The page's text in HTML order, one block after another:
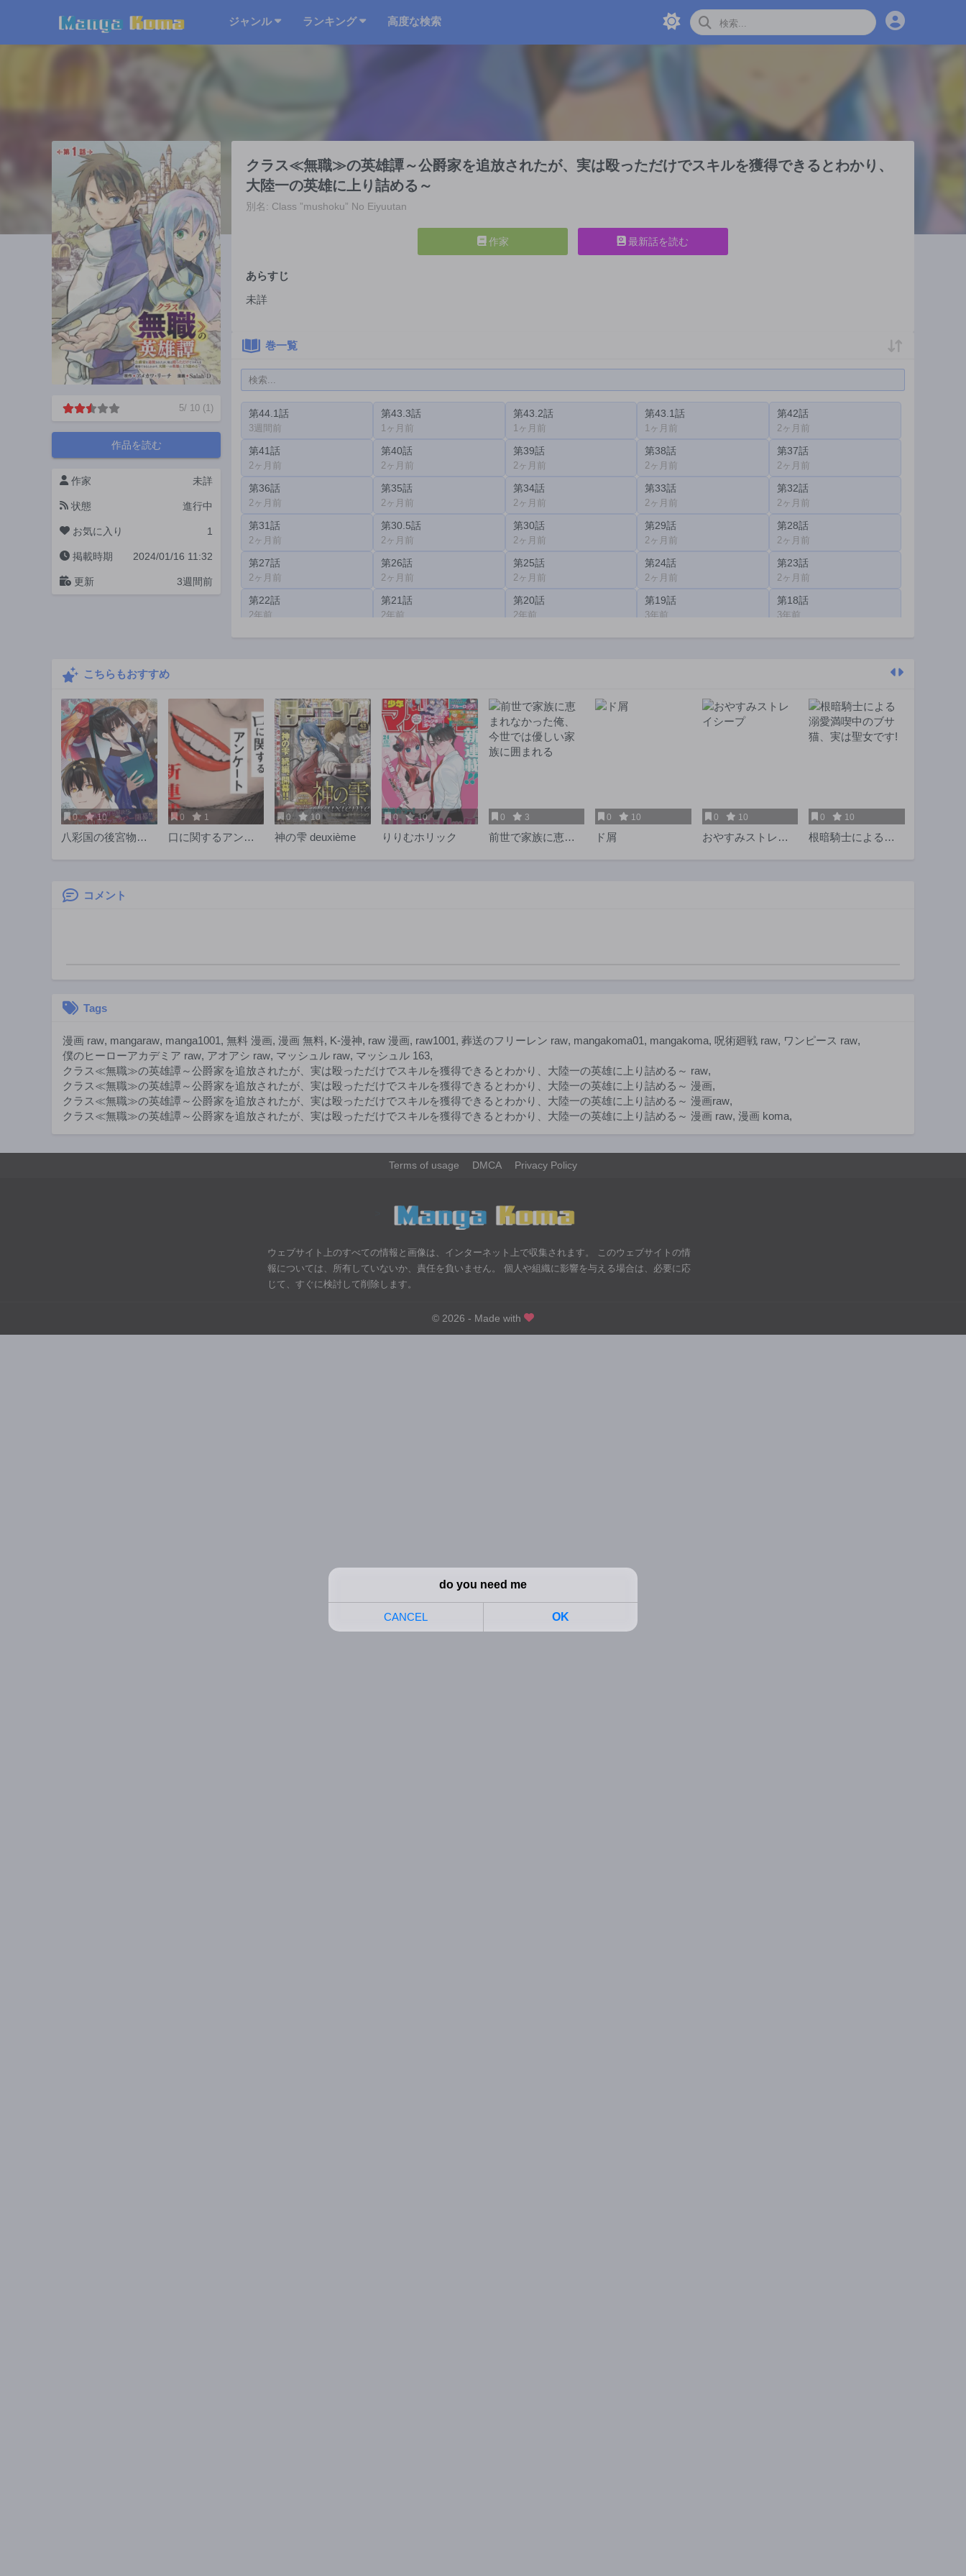
ジャンル ランキング 高度な検索
5/ 10 (1 )
作品を読む
作家 未詳
状態 進行中
お気に入り 1
掲載時期 2024/01/16 11:32
更新 3週間前
クラス≪無職≫の英雄譚～公爵家を追放されたが、実は殴っただけでスキルを獲得できるとわかり、
大陸一の英雄に上り詰める～
別名: Class ”mushoku” No Eiyuutan
作家 最新話を読む
あらすじ
未詳
巻一覧
第44.1話
3週間前
第43.3話
1ヶ月前
第43.2話
1ヶ月前
第43.1話
1ヶ月前
第42話
2ヶ月前
第41話
2ヶ月前
第40話
2ヶ月前
第39話
2ヶ月前
第38話
2ヶ月前
第37話
2ヶ月前
第36話
2ヶ月前
第35話
2ヶ月前
第34話
2ヶ月前
第33話
2ヶ月前
第32話
2ヶ月前
第31話
2ヶ月前
第30.5話
2ヶ月前
第30話
2ヶ月前
第29話
2ヶ月前
第28話
2ヶ月前
第27話
2ヶ月前
第26話
2ヶ月前
第25話
2ヶ月前
第24話
2ヶ月前
第23話
2ヶ月前
第22話
2年前
第21話
2年前
第20話
2年前
第19話
3年前
第18話
3年前
第7話
3年前
第6話
3年前
第5話
3年前
第3話
第2話
3年前
こちらもおすすめ
0 10
八彩国の後宮物語
0 1
口に関するアンケ
0 10
神の雫 deuxième
0 10
りりむホリック
0 3
前世で家族に恵ま
0 10
ド屑
0 10
おやすみストレイ
0 10
根暗騎士による溺
コメント
Tags
漫画 raw, mangaraw, manga1001, 無料 漫画, 漫画 無料, K-漫神, raw 漫画, raw1001, 葬送のフリーレン raw, mangakoma01, mangakoma, 呪術廻戦 raw, ワンピース raw,
僕のヒーローアカデミア raw, アオアシ raw, マッシュル raw, マッシュル 163,
クラス≪無職≫の英雄譚～公爵家を追放されたが、実は殴っただけでスキルを獲得できるとわかり、大陸一の英雄に上り詰める～ raw,
クラス≪無職≫の英雄譚～公爵家を追放されたが、実は殴っただけでスキルを獲得できるとわかり、大陸一の英雄に上り詰める～ 漫画,
クラス≪無職≫の英雄譚～公爵家を追放されたが、実は殴っただけでスキルを獲得できるとわかり、大陸一の英雄に上り詰める～ 漫画raw,
クラス≪無職≫の英雄譚～公爵家を追放されたが、実は殴っただけでスキルを獲得できるとわかり、大陸一の英雄に上り詰める～ 漫画 raw, 漫画 koma,
Terms of usage DMCA Privacy Policy
ウェブサイト上のすべての情報と画像は、インターネット上で収集されます。 このウェブサイトの情
報については、所有していないか、責任を負いません。 個人や組織に影響を与える場合は、必要に応
じて、すぐに検討して削除します。
© 2026 - Made with